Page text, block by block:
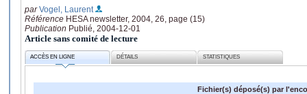
parVogel, Laurent
Référence HESA newsletter, 2004, 26, page (15)
Publication Publié, 2004-12-01
Article sans comité de lecture
ACCÈS EN LIGNE DÉTAILS STATISTIQUES
Fichier(s) déposé(s) par